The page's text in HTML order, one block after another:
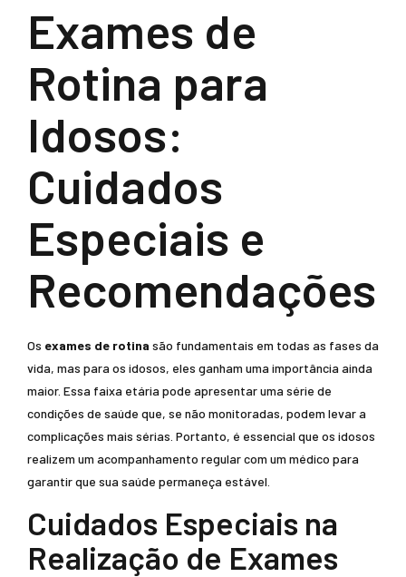
Exames de
Rotina para
Idosos:
Cuidados
Especiais e
Recomendações
Os exames de rotina são fundamentais em todas as fases da
vida, mas para os idosos, eles ganham uma importância ainda
maior. Essa faixa etária pode apresentar uma série de
condições de saúde que, se não monitoradas, podem levar a
complicações mais sérias. Portanto, é essencial que os idosos
realizem um acompanhamento regular com um médico para
garantir que sua saúde permaneça estável.
Cuidados Especiais na
Realização de Exames